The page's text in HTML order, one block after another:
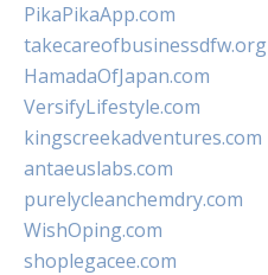
PikaPikaApp.com
takecareofbusinessdfw.org
HamadaOfJapan.com
VersifyLifestyle.com
kingscreekadventures.com
antaeuslabs.com
purelycleanchemdry.com
WishOping.com
shoplegacee.com